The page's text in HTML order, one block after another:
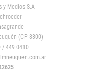
Medios S.A
(CP 8300)
/ 449 0410